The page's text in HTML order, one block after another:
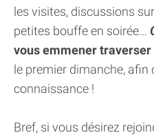
les visites, discussions
petites bouffe en soirée...
vous emmener
le premier dimanche, afin
connaissance !
Bref, si vous désirez